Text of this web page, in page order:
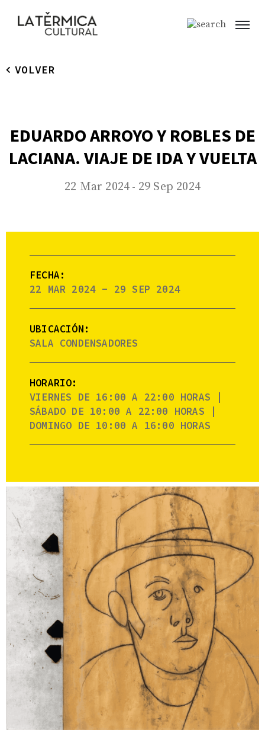
VOLVER
EDUARDO ARROYO Y ROBLES DE
LACIANA. VIAJE DE IDA Y VUELTA
22 Mar 2024 - 29 Sep 2024
FECHA:
22 MAR 2024 - 29 SEP 2024
UBICACIÓN:
SALA CONDENSADORES
HORARIO:
VIERNES DE 16:00 A 22:00 HORAS |
SÁBADO DE 10:00 A 22:00 HORAS |
DOMINGO DE 10:00 A 16:00 HORAS